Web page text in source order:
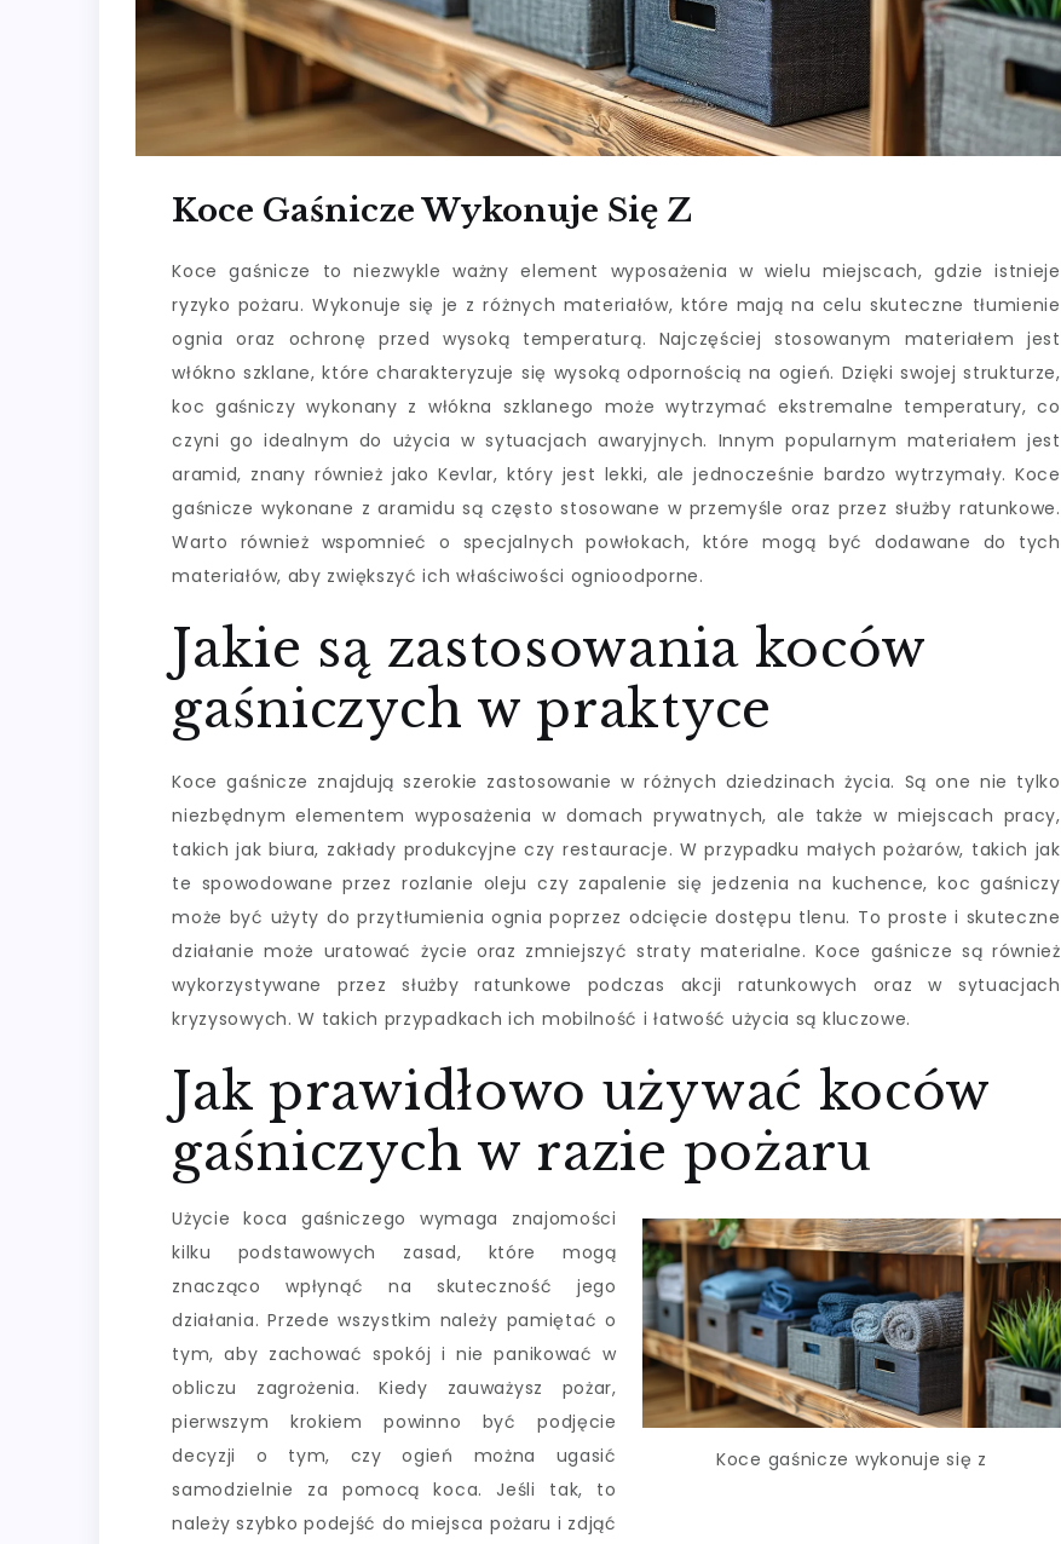
Koce Gaśnicze Wykonuje Się Z
Koce gaśnicze to niezwykle ważny element wyposażenia w wielu miejscach, gdzie istnieje
ryzyko pożaru. Wykonuje się je z różnych materiałów, które mają na celu skuteczne tłumienie
ognia oraz ochronę przed wysoką temperaturą. Najczęściej stosowanym materiałem jest
włókno szklane, które charakteryzuje się wysoką odpornością na ogień. Dzięki swojej strukturze,
koc gaśniczy wykonany z włókna szklanego może wytrzymać ekstremalne temperatury, co
czyni go idealnym do użycia w sytuacjach awaryjnych. Innym popularnym materiałem jest
aramid, znany również jako Kevlar, który jest lekki, ale jednocześnie bardzo wytrzymały. Koce
gaśnicze wykonane z aramidu są często stosowane w przemyśle oraz przez służby ratunkowe.
Warto również wspomnieć o specjalnych powłokach, które mogą być dodawane do tych
materiałów, aby zwiększyć ich właściwości ognioodporne.
Jakie są zastosowania koców
gaśniczych w praktyce
Koce gaśnicze znajdują szerokie zastosowanie w różnych dziedzinach życia. Są one nie tylko
niezbędnym elementem wyposażenia w domach prywatnych, ale także w miejscach pracy,
takich jak biura, zakłady produkcyjne czy restauracje. W przypadku małych pożarów, takich jak
te spowodowane przez rozlanie oleju czy zapalenie się jedzenia na kuchence, koc gaśniczy
może być użyty do przytłumienia ognia poprzez odcięcie dostępu tlenu. To proste i skuteczne
działanie może uratować życie oraz zmniejszyć straty materialne. Koce gaśnicze są również
wykorzystywane przez służby ratunkowe podczas akcji ratunkowych oraz w sytuacjach
kryzysowych. W takich przypadkach ich mobilność i łatwość użycia są kluczowe.
Jak prawidłowo używać koców
gaśniczych w razie pożaru
Koce gaśnicze wykonuje się z
Użycie koca gaśniczego wymaga znajomości
kilku podstawowych zasad, które mogą
znacząco wpłynąć na skuteczność jego
działania. Przede wszystkim należy pamiętać o
tym, aby zachować spokój i nie panikować w
obliczu zagrożenia. Kiedy zauważysz pożar,
pierwszym krokiem powinno być podjęcie
decyzji o tym, czy ogień można ugasić
samodzielnie za pomocą koca. Jeśli tak, to
należy szybko podejść do miejsca pożaru i zdjąć